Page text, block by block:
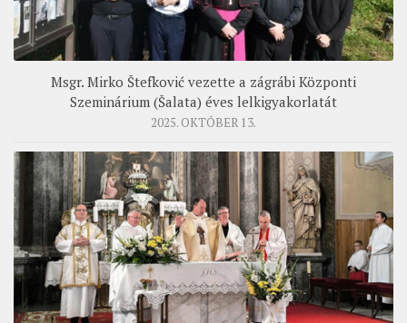
Msgr. Mirko Štefković vezette a zágrábi Központi
Szeminárium (Šalata) éves lelkigyakorlatát
2025. OKTÓBER 13.